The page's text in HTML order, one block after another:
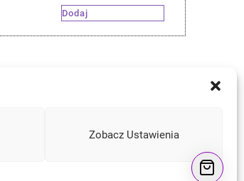
Zobacz Ustawienia
Dodaj
Instagram
Facebook
YouTube
Mail